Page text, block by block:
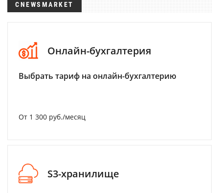
CNEWSMARKET
Онлайн-бухгалтерия
Выбрать тариф на онлайн-бухгалтерию
От 1 300 руб./месяц
S3-хранилище